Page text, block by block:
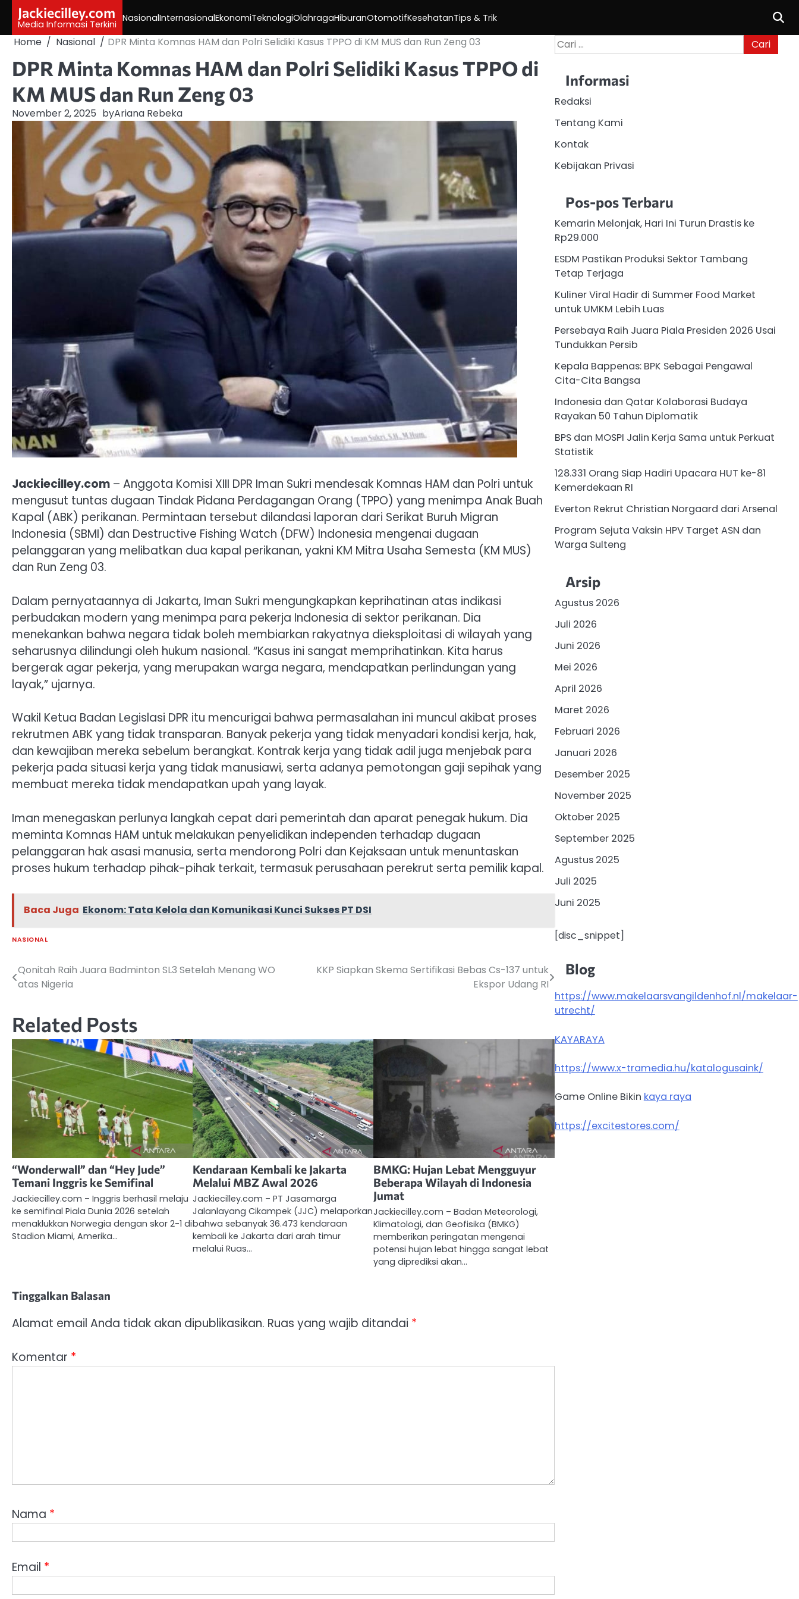
content
Jackiecilley.com
Media Informasi Terkini
NasionalInternasionalEkonomiTeknologiOlahragaHiburanOtomotifKesehatanTips & Trik
Home Nasional DPR Minta Komnas HAM dan Polri Selidiki Kasus TPPO di KM MUS dan Run Zeng 03
DPR Minta Komnas HAM dan Polri Selidiki Kasus TPPO di
KM MUS dan Run Zeng 03
November 2, 2025 byAriana Rebeka
Jackiecilley.com – Anggota Komisi XIII DPR Iman Sukri mendesak Komnas HAM dan Polri untuk
mengusut tuntas dugaan Tindak Pidana Perdagangan Orang (TPPO) yang menimpa Anak Buah
Kapal (ABK) perikanan. Permintaan tersebut dilandasi laporan dari Serikat Buruh Migran
Indonesia (SBMI) dan Destructive Fishing Watch (DFW) Indonesia mengenai dugaan
pelanggaran yang melibatkan dua kapal perikanan, yakni KM Mitra Usaha Semesta (KM MUS)
dan Run Zeng 03.
Dalam pernyataannya di Jakarta, Iman Sukri mengungkapkan keprihatinan atas indikasi
perbudakan modern yang menimpa para pekerja Indonesia di sektor perikanan. Dia
menekankan bahwa negara tidak boleh membiarkan rakyatnya dieksploitasi di wilayah yang
seharusnya dilindungi oleh hukum nasional. “Kasus ini sangat memprihatinkan. Kita harus
bergerak agar pekerja, yang merupakan warga negara, mendapatkan perlindungan yang
layak,” ujarnya.
Wakil Ketua Badan Legislasi DPR itu mencurigai bahwa permasalahan ini muncul akibat proses
rekrutmen ABK yang tidak transparan. Banyak pekerja yang tidak menyadari kondisi kerja, hak,
dan kewajiban mereka sebelum berangkat. Kontrak kerja yang tidak adil juga menjebak para
pekerja pada situasi kerja yang tidak manusiawi, serta adanya pemotongan gaji sepihak yang
membuat mereka tidak mendapatkan upah yang layak.
Iman menegaskan perlunya langkah cepat dari pemerintah dan aparat penegak hukum. Dia
meminta Komnas HAM untuk melakukan penyelidikan independen terhadap dugaan
pelanggaran hak asasi manusia, serta mendorong Polri dan Kejaksaan untuk menuntaskan
proses hukum terhadap pihak-pihak terkait, termasuk perusahaan perekrut serta pemilik kapal.
Baca Juga Ekonom: Tata Kelola dan Komunikasi Kunci Sukses PT DSI
NASIONAL
Navigasi
Qonitah Raih Juara Badminton SL3 Setelah Menang WO
atas Nigeria
KKP Siapkan Skema Sertifikasi Bebas Cs-137 untuk
Ekspor Udang RI
Related Posts
“Wonderwall” dan “Hey Jude”
Temani Inggris ke Semifinal
Jackiecilley.com – Inggris berhasil melaju
ke semifinal Piala Dunia 2026 setelah
menaklukkan Norwegia dengan skor 2-1 di
Stadion Miami, Amerika…
Kendaraan Kembali ke Jakarta
Melalui MBZ Awal 2026
Jackiecilley.com – PT Jasamarga
Jalanlayang Cikampek (JJC) melaporkan
bahwa sebanyak 36.473 kendaraan
kembali ke Jakarta dari arah timur
melalui Ruas…
BMKG: Hujan Lebat Mengguyur
Beberapa Wilayah di Indonesia
Jumat
Jackiecilley.com – Badan Meteorologi,
Klimatologi, dan Geofisika (BMKG)
memberikan peringatan mengenai
potensi hujan lebat hingga sangat lebat
yang diprediksi akan…
Tinggalkan Balasan
Alamat email Anda tidak akan dipublikasikan. Ruas yang wajib ditandai *
Komentar *
Nama *
Email *
Cari
untuk:
Informasi
Redaksi
Tentang Kami
Kontak
Kebijakan Privasi
Pos-pos Terbaru
Kemarin Melonjak, Hari Ini Turun Drastis ke
Rp29.000
ESDM Pastikan Produksi Sektor Tambang
Tetap Terjaga
Kuliner Viral Hadir di Summer Food Market
untuk UMKM Lebih Luas
Persebaya Raih Juara Piala Presiden 2026 Usai
Tundukkan Persib
Kepala Bappenas: BPK Sebagai Pengawal
Cita-Cita Bangsa
Indonesia dan Qatar Kolaborasi Budaya
Rayakan 50 Tahun Diplomatik
BPS dan MOSPI Jalin Kerja Sama untuk Perkuat
Statistik
128.331 Orang Siap Hadiri Upacara HUT ke-81
Kemerdekaan RI
Everton Rekrut Christian Norgaard dari Arsenal
Program Sejuta Vaksin HPV Target ASN dan
Warga Sulteng
Arsip
Agustus 2026
Juli 2026
Juni 2026
Mei 2026
April 2026
Maret 2026
Februari 2026
Januari 2026
Desember 2025
November 2025
Oktober 2025
September 2025
Agustus 2025
Juli 2025
Juni 2025
[disc_snippet]
Blog
https://www.makelaarsvangildenhof.nl/makelaar-
utrecht/
KAYARAYA
https://www.x-tramedia.hu/katalogusaink/
Game Online Bikin kaya raya
https://excitestores.com/